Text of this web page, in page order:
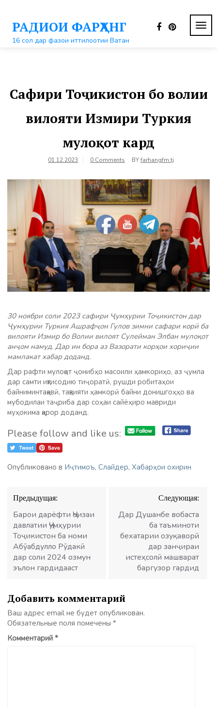
контентуРАДИОИ ФАРҲАНГ
16 сол дар фазои иттилоотии Ватан
Сафири Тоҷикистон бо волии
вилояти Измири Туркия
мулоқот кард
01.12.2023 0 Comments BYfarhangfm.tj
30 ноябри соли 2023 cафири Ҷумҳурии Тоҷикистон дар
Ҷумҳурии Туркия Ашрафҷон Гулов зимни сафари корӣ ба
вилояти Измир бо Волии вилоят Сулейман Элбан мулоқот
анҷом намуд. Дар ин бора аз Вазорати корҳои хориҷии
мамлакат хабар доданд.
Дар рафти мулоқот ҷонибҳо масоили ҳамкориҳо, аз ҷумла
дар самти иқтисодию тиҷоратӣ, рушди робитаҳои
байниминтақавӣ, тақвияти ҳамкорӣ байни донишгоҳҳо ва
мубодилаи таҷриба дар соҳаи сайёҳиро мавриди
муҳокима қарор доданд.
Please follow and like us:
Опубликовано в Иҷтимоъ, Слайдер, Хабарҳои охирин
Навигация
по
записям
Предыдущая:
Барои дарёфти Ҷоизаи
давлатии Ҷумҳурии
Тоҷикистон ба номи
Абӯабдулло Рӯдакӣ
дар соли 2024 озмун
эълон гардидааст
Следующая:
Дар Душанбе вобаста
ба таъминоти
бехатарии озуқаворӣ
дар занҷираи
истеҳсолӣ машварат
баргузор гардид
Добавить комментарий
Ваш адрес email не будет опубликован.
Обязательные поля помечены *
Комментарий *